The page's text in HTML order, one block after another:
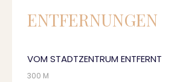
ENTFERNUNGEN
VOM STADTZENTRUM ENTFERNT
300 M